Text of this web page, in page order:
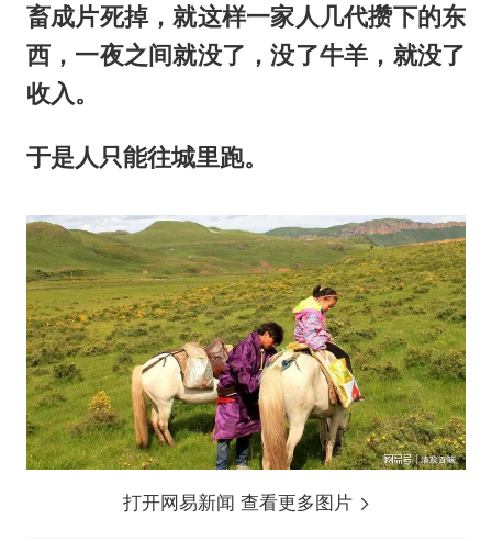
畜成片死掉，就这样一家人几代攒下的东
西，一夜之间就没了，没了牛羊，就没了
收入。
于是人只能往城里跑。
打开网易新闻 查看更多图片